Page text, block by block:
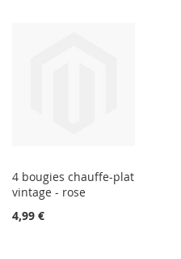
4 bougies chauffe-plat
vintage - rose
4,99 €